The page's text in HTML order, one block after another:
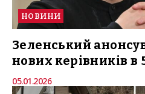
НОВИНИ
Зеленський
нових керівників в
05.01.2026